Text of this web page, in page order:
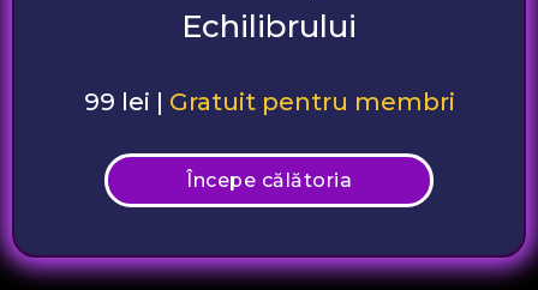
Echilibrului
99 lei | Gratuit pentru membri
Începe călătoria